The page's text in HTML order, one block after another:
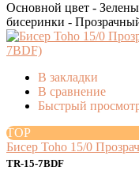
Основной цвет -
бисеринки -
В закладки
В сравнение
Быстрый
TOP
Бисер Toho 15/0
TR-15-7BDF